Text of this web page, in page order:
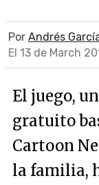
Por Andrés
El 13 de March
El juego,
gratuito
Cartoon
la familia,